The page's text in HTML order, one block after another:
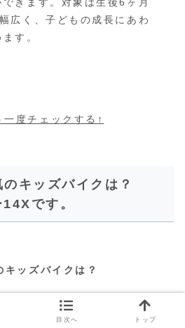
広く、子どもの成長にあわ
す。
度チェックする↑
キッズバイクは？
です。
キッズバイクは？
です。ストライダー14Xは
目次へ トップ